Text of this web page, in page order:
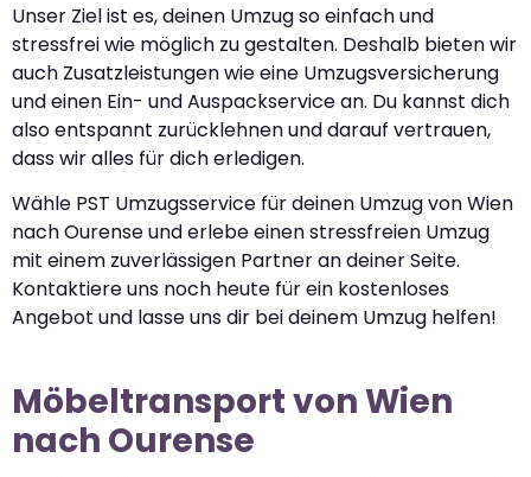
Unser Ziel ist es, deinen Umzug so einfach und
stressfrei wie möglich zu gestalten. Deshalb bieten wir
auch Zusatzleistungen wie eine Umzugsversicherung
und einen Ein- und Auspackservice an. Du kannst dich
also entspannt zurücklehnen und darauf vertrauen,
dass wir alles für dich erledigen.
Wähle PST Umzugsservice für deinen Umzug von Wien
nach Ourense und erlebe einen stressfreien Umzug
mit einem zuverlässigen Partner an deiner Seite.
Kontaktiere uns noch heute für ein kostenloses
Angebot und lasse uns dir bei deinem Umzug helfen!
Möbeltransport von Wien
nach Ourense